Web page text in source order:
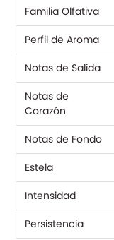
Familia Olfativa
Perfil de Aroma
Notas de Salida
Notas de
Corazón
Notas de Fondo
Estela
Intensidad
Persistencia